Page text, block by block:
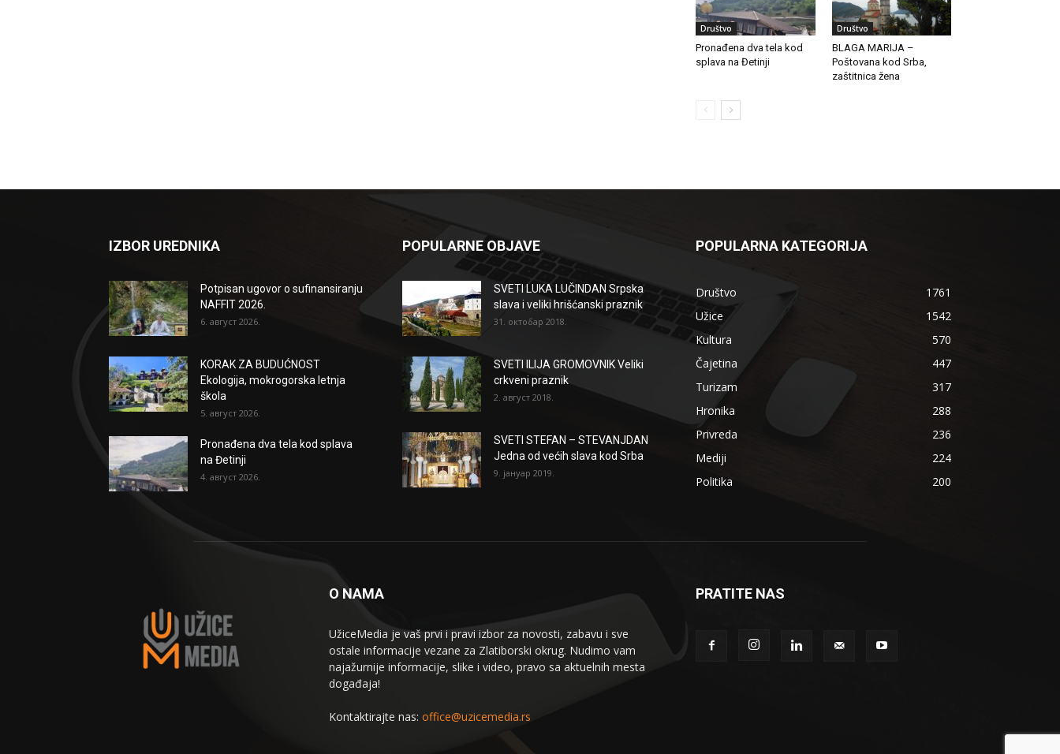
Društvo
Pronađena dva tela kod
splava na Đetinji
Društvo
BLAGA MARIJA –
Poštovana kod Srba,
zaštitnica žena
IZBOR UREDNIKA
Potpisan ugovor o sufinansiranju
NAFFIT 2026.
6. август 2026.
KORAK ZA BUDUĆNOST
Ekologija, mokrogorska letnja
škola
5. август 2026.
Pronađena dva tela kod splava
na Đetinji
4. август 2026.
POPULARNE OBJAVE
SVETI LUKA LUČINDAN Srpska
slava i veliki hrišćanski praznik
31. октобар 2018.
SVETI ILIJA GROMOVNIK Veliki
crkveni praznik
2. август 2018.
SVETI STEFAN – STEVANJDAN
Jedna od većih slava kod Srba
9. јануар 2019.
POPULARNA KATEGORIJA
Društvo
1761
Užice
1542
Kultura
570
Čajetina
447
Turizam
317
Hronika
288
Privreda
236
Mediji
224
Politika
200
O NAMA
UžiceMedia je vaš prvi i pravi izbor za novosti, zabavu i sve
ostale informacije vezane za Zlatiborski okrug. Nudimo vam
najažurnije informacije, slike i video, pravo sa aktuelnih mesta
događaja!
Kontaktirajte nas: office@uzicemedia.rs
PRATITE NAS